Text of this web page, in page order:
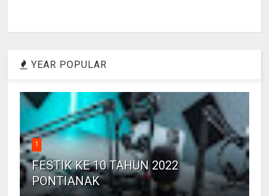
YEAR POPULAR
1
FESTIK KE 10 TAHUN 2022
PONTIANAK